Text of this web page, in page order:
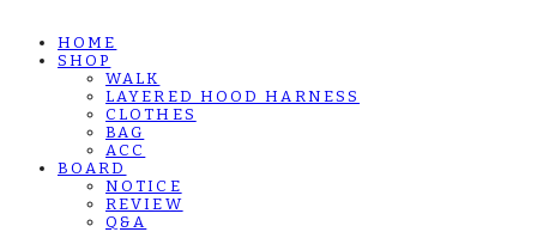
HOME
SHOP
WALK
LAYERED HOOD HARNESS
CLOTHES
BAG
ACC
BOARD
NOTICE
REVIEW
Q&A